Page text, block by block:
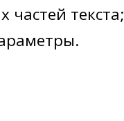
частей текста;